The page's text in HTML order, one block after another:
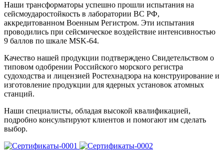
Наши трансформаторы успешно прошли испытания на
сейсмоударостойкость в лаборатории ВС РФ,
аккредитованном Военным Регистром. Эти испытания
проводились при сейсмическое воздействие интенсивностью
9 баллов по шкале MSK-64.
Качество нашей продукции подтверждено Свидетельством о
типовом одобрении Российского морского регистра
судоходства и лицензией Ростехнадзора на конструирование и
изготовление продукции для ядерных установок атомных
станций.
Наши специалисты, обладая высокой квалификацией,
подробно консультируют клиентов и помогают им сделать
выбор.